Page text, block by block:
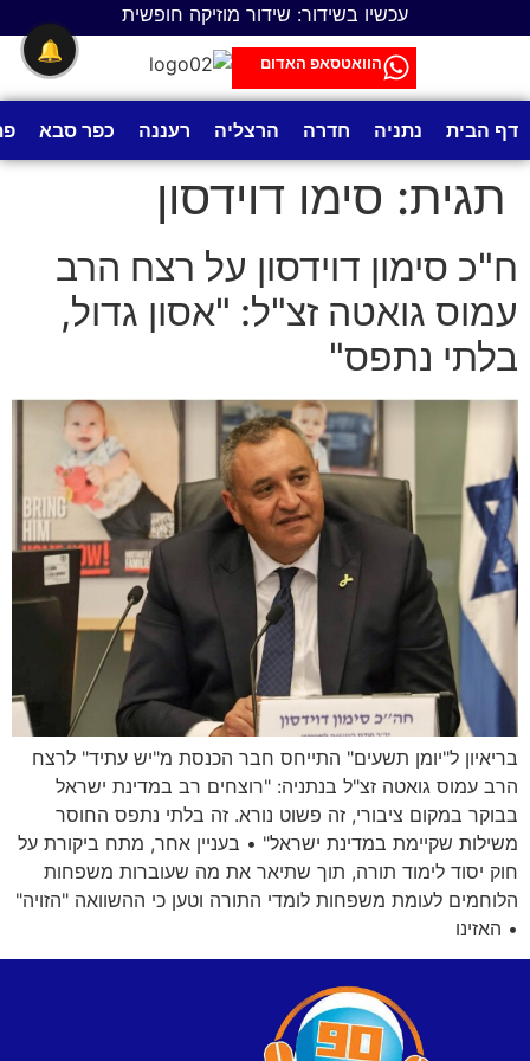
עכשיו בשידור: שידור מוזיקה חופשית
הוואטסאפ האדום
דף הבית נתניה חדרה הרצליה רעננה כפר סבא
תגית: סימו דוידסון
ח"כ סימון דוידסון על רצח הרב
עמוס גואטה זצ"ל: "אסון גדול,
בלתי נתפס"
בריאיון ל"יומן תשעים" התייחס חבר הכנסת מ"יש עתיד" לרצח
הרב עמוס גואטה זצ"ל בנתניה: "רוצחים רב במדינת ישראל
בבוקר במקום ציבורי, זה פשוט נורא. זה בלתי נתפס החוסר
משילות שקיימת במדינת ישראל" • בעניין אחר, מתח ביקורת על
חוק יסוד לימוד תורה, תוך שתיאר את מה שעוברות משפחות
הלוחמים לעומת משפחות לומדי התורה וטען כי ההשוואה "הזויה"
• האזינו
🔔